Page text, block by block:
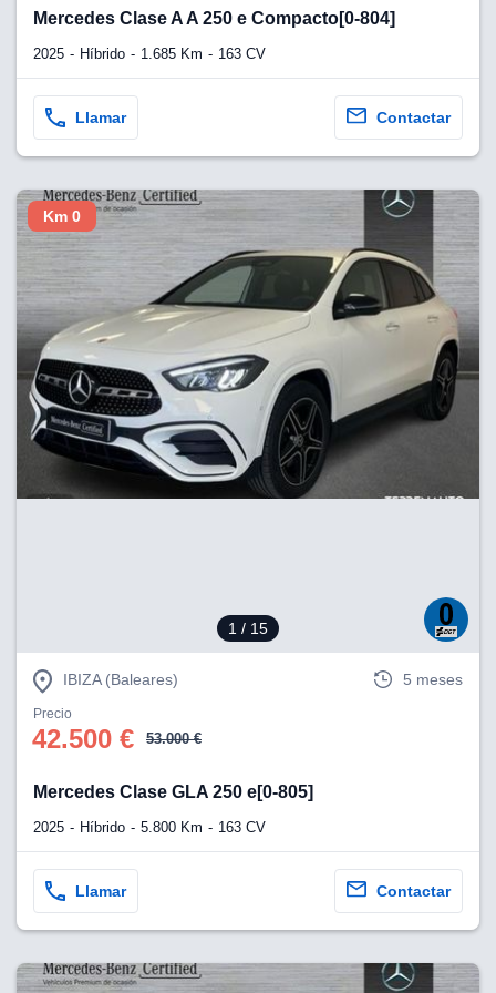
pulsando
de cookies
en
página
aceptar la
cookies,
a nuestro
que solo se
que
pero no se
la
y
sitio
este
socios
únicos o
para
y
personales
Mercedes Clase A A 250 e Compacto[0-804]
2025 Híbrido 1.685 Km 163 CV
Llamar Contactar
1 / 15
Km 0
IBIZA (Baleares) 5 meses
Precio
42.500 € 53.000 €
Mercedes Clase GLA 250 e[0-805]
2025 Híbrido 5.800 Km 163 CV
Llamar Contactar